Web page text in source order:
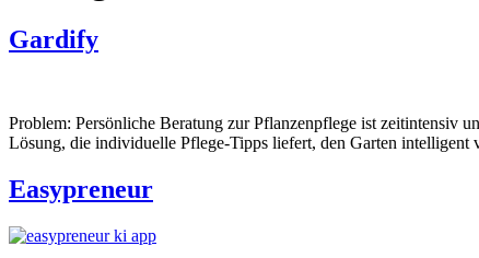
Gardify
Problem: Persönliche Beratung zur Pflanzenpflege ist zeitintensiv
Lösung, die individuelle Pflege-Tipps liefert, den Garten
Easypreneur